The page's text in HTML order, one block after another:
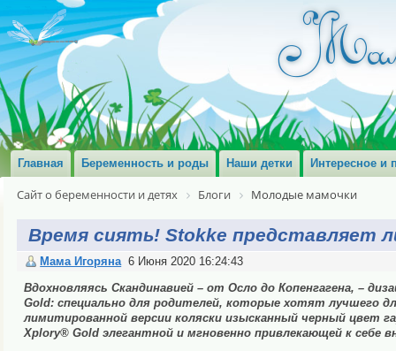
Главная Беременность и роды Наши детки Интересное и
Сайт о беременности и детях Блоги Молодые мамочки
Время сиять! Stokke представляет
Мама Игоряна 6 Июня 2020 16:24:43
Вдохновляясь Скандинавией – от Осло до Копенгагена, –
Gold: специально для родителей, которые хотят лучшего
лимитированной версии коляски изысканный черный
Xplory® Gold элегантной и мгновенно привлекающей к себе